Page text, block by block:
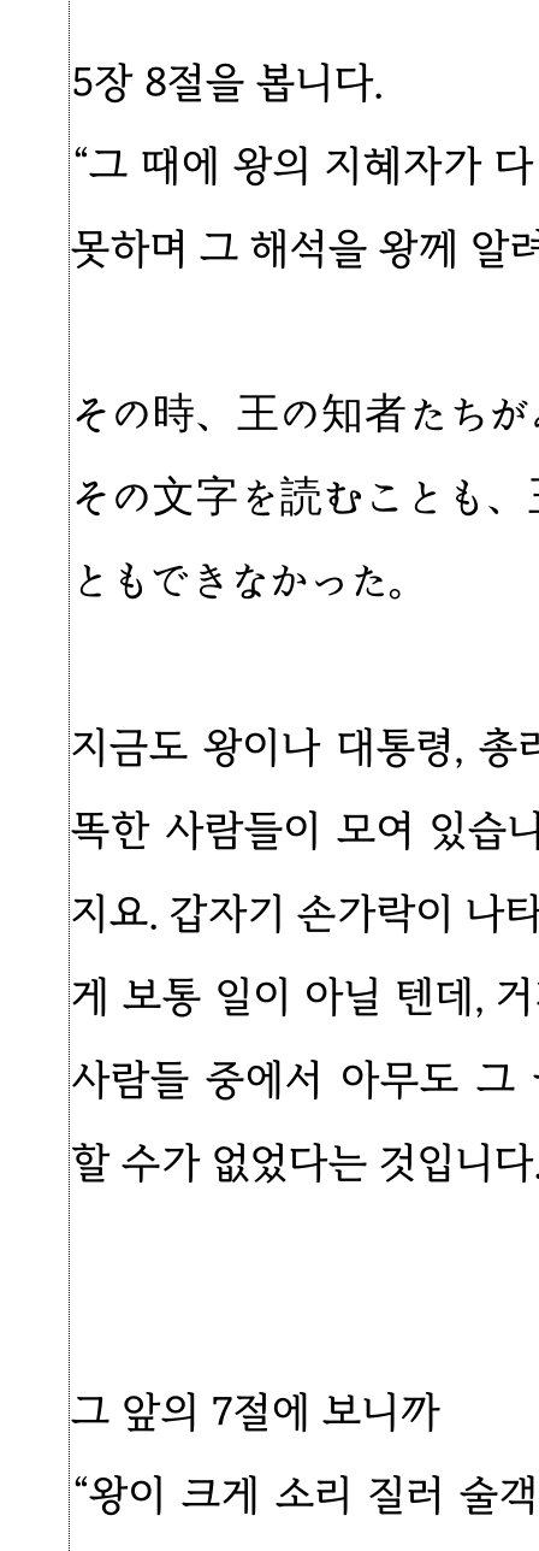
5장 8절을 봅니다.
“그 때에 왕의 지혜자가
못하며 그 해석을 왕께 알
その時、王の知者たち
その文字を読むことも
ともできなかった。
지금도 왕이나 대통령,
똑한 사람들이 모여 있습
지요. 갑자기 손가락이 나
게 보통 일이 아닐 텐데,
사람들 중에서 아무도 그
할 수가 없었다는 것입니
그 앞의 7절에 보니까
“왕이 크게 소리 질러 술